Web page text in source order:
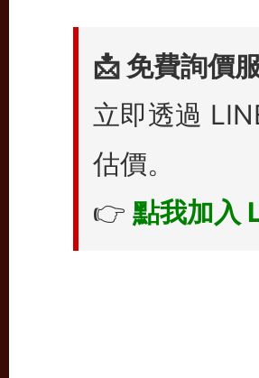
📩 免費詢價
立即透過
估價。
👉 點我加入